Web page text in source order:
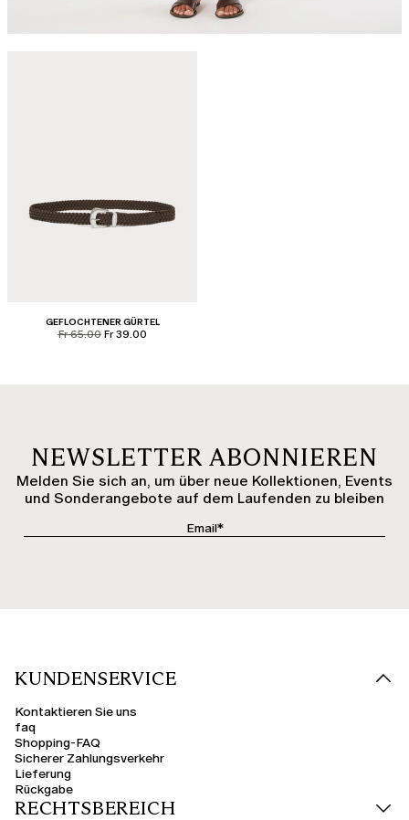
GEFLOCHTENER GÜRTEL
product.price.original
Fr 65.00 product.price.sale
Fr 39.00
NEWSLETTER ABONNIEREN
Melden Sie sich an, um über neue Kollektionen, Events
und Sonderangebote auf dem Laufenden zu bleiben
KUNDENSERVICE
Kontaktieren Sie uns
faq
Shopping-FAQ
Sicherer Zahlungsverkehr
Lieferung
Rückgabe
RECHTSBEREICH